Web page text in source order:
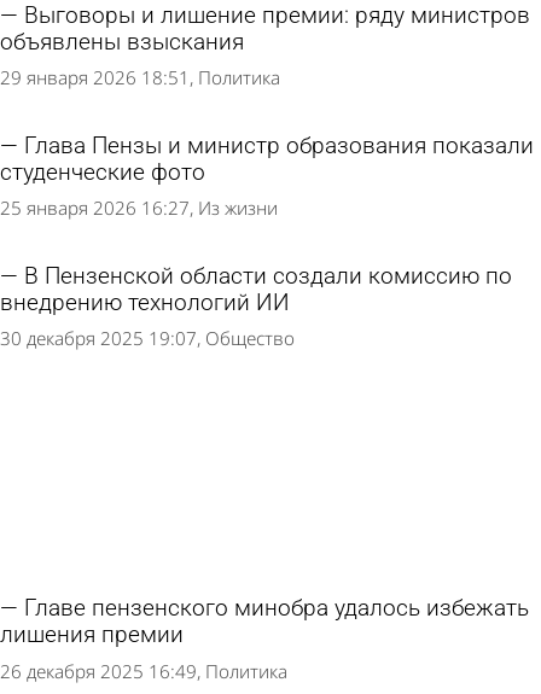
Выговоры и лишение премии: ряду министров
объявлены взыскания
29 января 2026 18:51 Политика
Глава Пензы и министр образования показали
студенческие фото
25 января 2026 16:27 Из жизни
В Пензенской области создали комиссию по
внедрению технологий ИИ
30 декабря 2025 19:07 Общество
Главе пензенского минобра удалось избежать
лишения премии
26 декабря 2025 16:49 Политика